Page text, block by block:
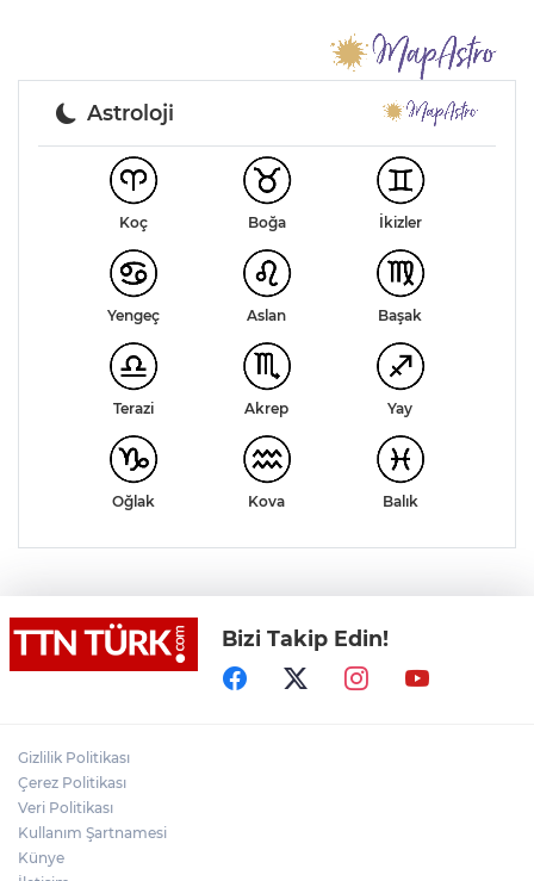
Astroloji
Koç Boğa İkizler
Yengeç Aslan Başak
Terazi Akrep Yay
Oğlak Kova Balık
Bizi Takip Edin!
Gizlilik Politikası
Çerez Politikası
Veri Politikası
Kullanım Şartnamesi
Künye